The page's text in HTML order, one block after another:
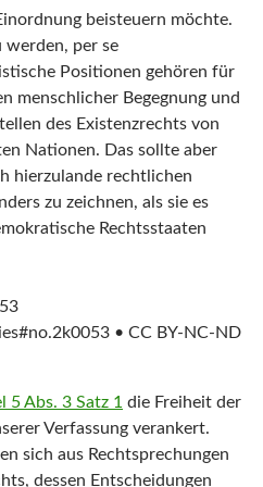
beisteuern möchte.
werden, per se
Positionen gehören für
menschlicher Begegnung und
des Existenzrechts von
Nationen. Das sollte aber
hierzulande rechtlichen
zu zeichnen, als sie es
Rechtsstaaten
• CC BY-NC-ND
5 Abs. 3 Satz 1 die Freiheit der
Verfassung verankert.
sich aus Rechtsprechungen
dessen Entscheidungen